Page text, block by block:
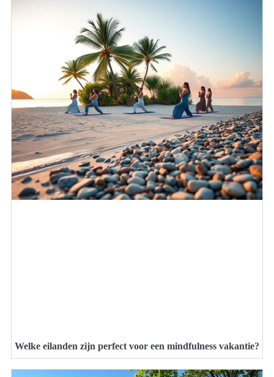
Welke eilanden zijn perfect voor een mindfulness vakantie?